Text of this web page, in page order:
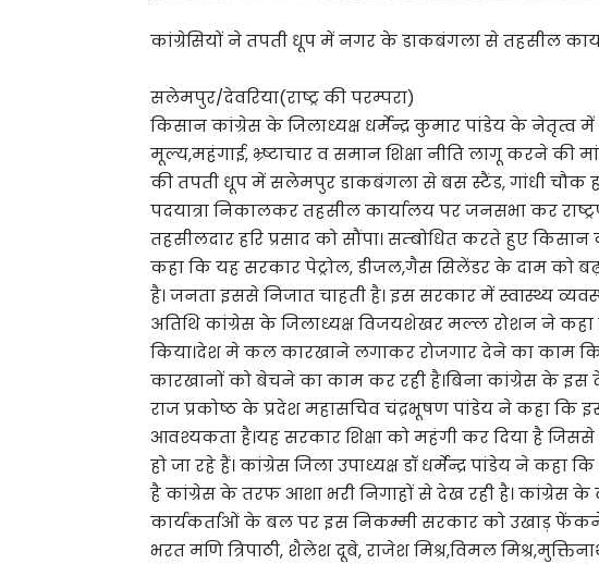
कांग्रेसियों ने तपती धूप में नगर के डाकबंगला से तहसील
सलेमपुर/देवरिया(राष्ट्र की परम्परा)
किसान कांग्रेस के जिलाध्यक्ष धर्मेन्द्र कुमार पांडेय के नेतृत्व
मूल्य,महंगाई, भ्र्ष्टाचार व समान शिक्षा नीति लागू करने की
की तपती धूप में सलेमपुर डाकबंगला से बस स्टैंड, गांधी चौक
पदयात्रा निकालकर तहसील कार्यालय पर जनसभा कर
तहसीलदार हरि प्रसाद को सौंपा। सम्बोधित करते हुए किसान
कहा कि यह सरकार पेट्रोल, डीजल,गैस सिलेंडर के दाम को
है। जनता इससे निजात चाहती है। इस सरकार में स्वास्थ्य
अतिथि कांग्रेस के जिलाध्यक्ष विजयशेखर मल्ल रोशन ने
किया।देश मे कल कारखाने लगाकर रोजगार देने का काम
कारखानों को बेचने का काम कर रही है।बिना कांग्रेस के इस
राज प्रकोष्ठ के प्रदेश महासचिव चंद्रभूषण पांडेय ने कहा कि
आवश्यकता है।यह सरकार शिक्षा को महंगी कर दिया है जिससे
हो जा रहे हैं। कांग्रेस जिला उपाध्यक्ष डॉ धर्मेन्द्र पांडेय ने
है कांग्रेस के तरफ आशा भरी निगाहों से देख रही है। कांग्रेस के
कार्यकर्ताओं के बल पर इस निकम्मी सरकार को उखाड़ फेंकने
भरत मणि त्रिपाठी, शैलेश दूबे, राजेश मिश्र,विमल